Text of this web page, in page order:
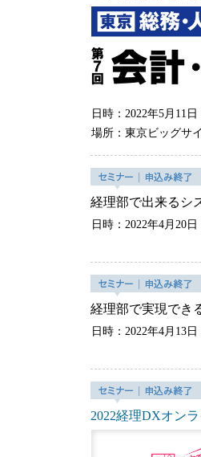
日時：2022年5月11
場所：東京ビッグサ
経理部で出来るシ
日時：2022年4月20
経理部で実現でき
日時：2022年4月13
2022経理DXオン